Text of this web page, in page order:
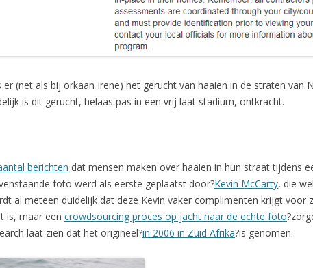
er (net als bij orkaan Irene) het gerucht van haaien in de straten
is dit gerucht, helaas pas in een vrij laat stadium, ontkracht.
berichten dat mensen maken over haaien in hun straat tijdens
foto werd als eerste geplaatst door?Kevin McCarty, die
al meteen duidelijk dat deze Kevin vaker complimenten krijgt
is, maar een crowdsourcing proces op jacht naar de echte foto
laat zien dat het origineel?in 2006 in Zuid Afrika?is genomen.